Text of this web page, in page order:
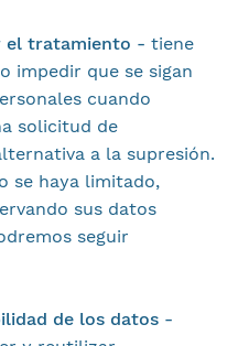
el tratamiento - tiene
impedir que se sigan
cuando
solicitud de
a la supresión.
se haya limitado,
sus datos
seguir
de los datos -